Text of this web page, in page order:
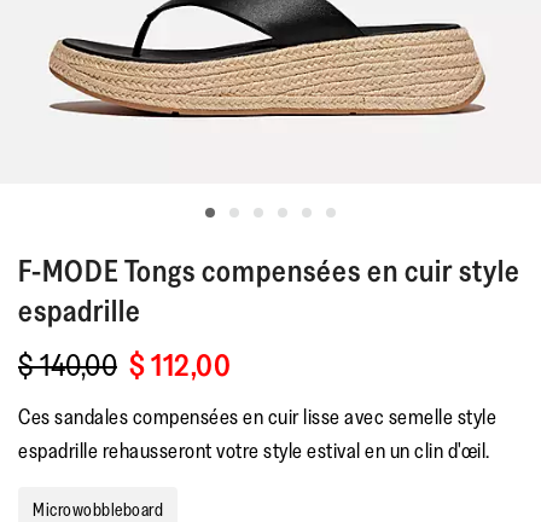
F-MODETongs compensées en cuir style
espadrille
$ 140,00 $ 112,00
Ces sandales compensées en cuir lisse avec semelle style
espadrille rehausseront votre style estival en un clin d'œil.
Microwobbleboard